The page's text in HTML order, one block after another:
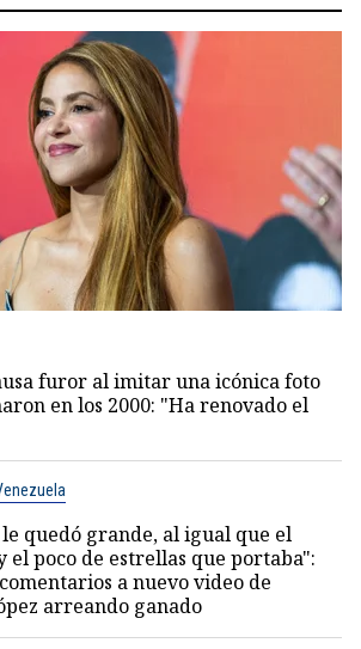
furor al imitar una icónica foto
en los 2000: "Ha renovado el
quedó grande, al igual que el
el poco de estrellas que portaba":
a nuevo video de
arreando ganado